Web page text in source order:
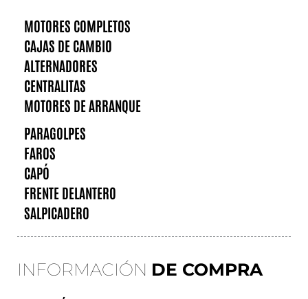
MOTORES COMPLETOS
CAJAS DE CAMBIO
ALTERNADORES
CENTRALITAS
MOTORES DE ARRANQUE
PARAGOLPES
FAROS
CAPÓ
FRENTE DELANTERO
SALPICADERO
INFORMACIÓN DE COMPRA